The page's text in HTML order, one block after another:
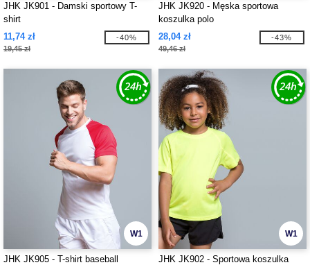
JHK JK901 - Damski sportowy T-
shirt
11,74 zł
19,45 zł
-40%
JHK JK920 - Męska sportowa
koszulka polo
28,04 zł
49,46 zł
-43%
W1
JHK JK905 - T-shirt baseball
W1
JHK JK902 - Sportowa koszulka